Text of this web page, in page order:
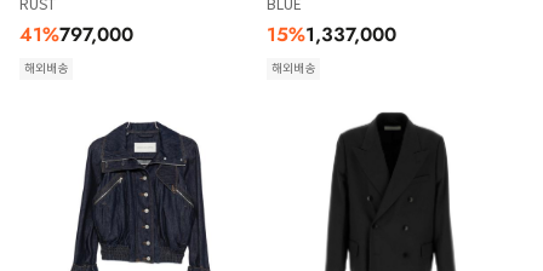
RUST
41%797,000
해외배송
BLUE
15%1,337,000
해외배송